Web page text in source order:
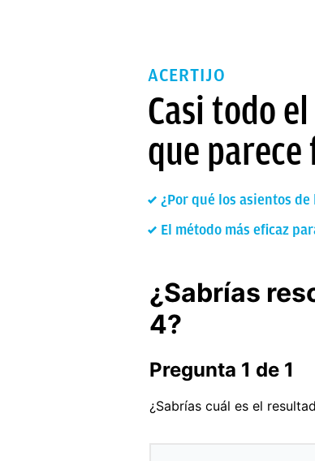
ACERTIJO
Casi todo
que
¿Por qué los asientos
El método más eficaz